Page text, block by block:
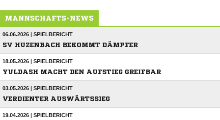
MANNSCHAFTS-NEWS
06.06.2026 | SPIELBERICHT
SV HUZENBACH BEKOMMT DÄMPFER
18.05.2026 | SPIELBERICHT
YULDASH MACHT DEN AUFSTIEG GREIFBAR
03.05.2026 | SPIELBERICHT
VERDIENTER AUSWÄRTSSIEG
19.04.2026 | SPIELBERICHT